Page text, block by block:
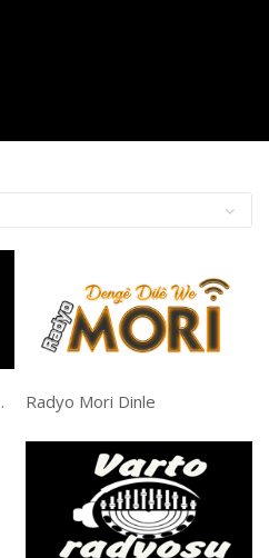
Dinle Radyo Mori Dinle